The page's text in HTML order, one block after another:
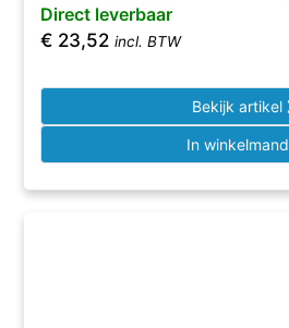
Direct leverbaar
€ 23,52 incl. BTW
Bekijk artikel
In winkelmand